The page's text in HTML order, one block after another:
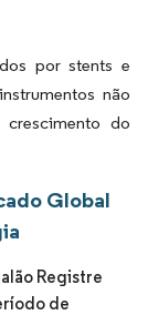
por stents e
não
crescimento do
Global
Registre
de